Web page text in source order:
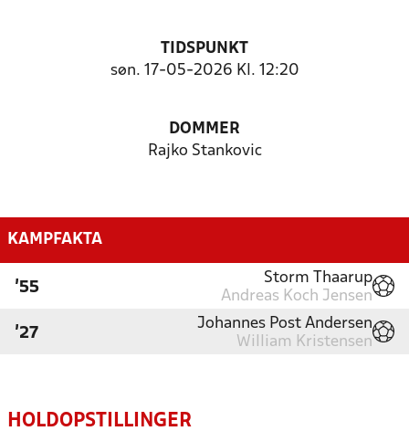
TIDSPUNKT
søn. 17-05-2026 Kl. 12:20
DOMMER
Rajko Stankovic
KAMPFAKTA
'55
Storm Thaarup
Andreas Koch Jensen
'27
Johannes Post Andersen
William Kristensen
HOLDOPSTILLINGER